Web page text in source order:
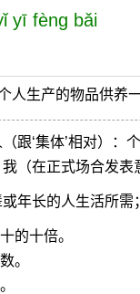
yī fèng bǎi
人生产的物品供养
跟‘集体’相对）：
（在正式场合发表
年长的人生活所需
的十倍。
。